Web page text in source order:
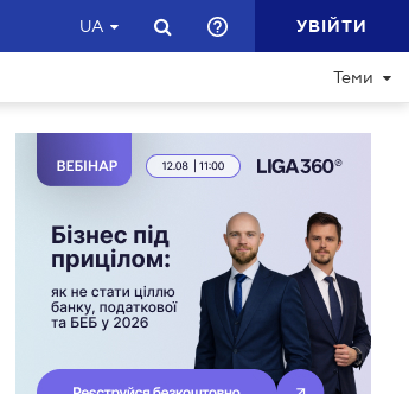
UA УВІЙТИ
Теми